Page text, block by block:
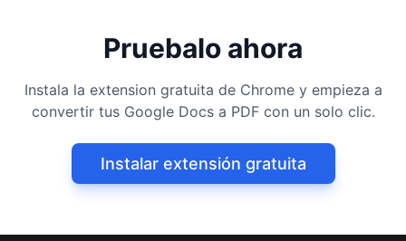
Pruebalo ahora
Instala la extension gratuita de Chrome y empieza a
convertir tus Google Docs a PDF con un solo clic.
Instalar extensión gratuita